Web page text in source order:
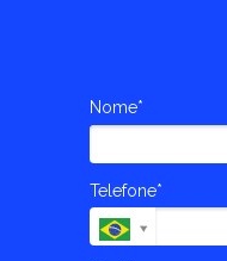
Nome*
Telefone*